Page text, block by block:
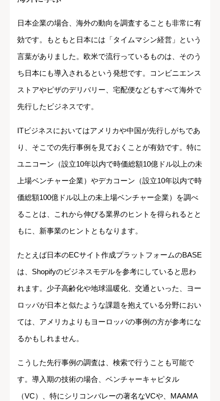
日本企業の場合、海外の動向を調査することも非常に有
効です。もともと日本には「タイムマシン経営」という
言葉がありました。欧米で流行っているものは、そのう
ち日本にも導入されるという発想です。コンビニエンス
ストアやピザのデリバリー、宅配便などもすべて海外で
先行したビジネスです。
ITビジネスにおいてはアメリカや中国が先行しがちであ
り、そこでの先行事例を見ておくことが有効です。特に
ユニコーン（設立10年以内で時価総額10億ドル以上の未
上場ベンチャー企業）やデカコーン（設立10年以内で時
価総額100億ドル以上の未上場ベンチャー企業）を調べ
ることは、これから伸びる業界のヒントを得られるとと
もに、新事業のヒントともなります。
たとえば日本のECサイト作成プラットフォームのBASE
は、Shopifyのビジネスモデルを参考にしていると思わ
れます。少子高齢化や地球温暖化、交通といった、ヨー
ロッパが日本と似たような課題を抱えている分野におい
ては、アメリカよりもヨーロッパの事例の方が参考にな
るかもしれません。
こうした先行事例の調査は、検索で行うことも可能で
す。導入期の技術の場合、ベンチャーキャピタル
（VC）、特にシリコンバレーの著名なVCや、MAAMA